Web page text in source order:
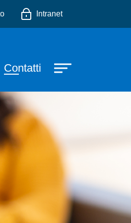
Intranet
Contatti